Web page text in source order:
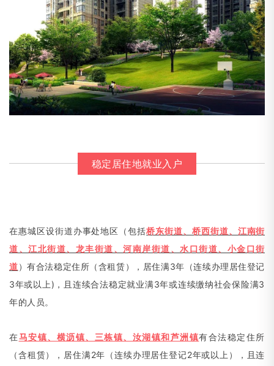
稳定居住地就业入户
在惠城区设街道办事处地区 （包括桥东街道、桥西街道、江南街
道、江北街道、龙丰街道、河南岸街道、水口街道、小金口街
道）有合法稳定住所 （含租赁），居住满3年 （连续办理居住登记
3年或以上)，且连续合法稳定就业满3年或连续缴纳社会保险满3
年的人员。
在马安镇、横沥镇、三栋镇、汝湖镇和芦洲镇有合法稳定住所
（含租赁），居住满2年 （连续办理居住登记2年或以上），且连